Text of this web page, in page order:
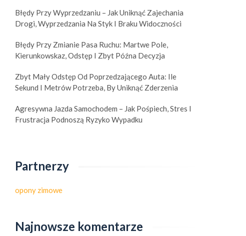
Błędy Przy Wyprzedzaniu – Jak Uniknąć Zajechania
Drogi, Wyprzedzania Na Styk I Braku Widoczności
Błędy Przy Zmianie Pasa Ruchu: Martwe Pole,
Kierunkowskaz, Odstęp I Zbyt Późna Decyzja
Zbyt Mały Odstęp Od Poprzedzającego Auta: Ile
Sekund I Metrów Potrzeba, By Uniknąć Zderzenia
Agresywna Jazda Samochodem – Jak Pośpiech, Stres I
Frustracja Podnoszą Ryzyko Wypadku
Partnerzy
opony zimowe
Najnowsze komentarze